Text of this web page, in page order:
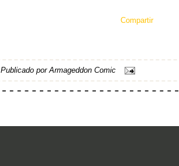
Compartir
Publicado porArmageddon Comic